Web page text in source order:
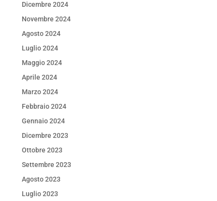
Dicembre 2024
Novembre 2024
Agosto 2024
Luglio 2024
Maggio 2024
Aprile 2024
Marzo 2024
Febbraio 2024
Gennaio 2024
Dicembre 2023
Ottobre 2023
Settembre 2023
Agosto 2023
Luglio 2023